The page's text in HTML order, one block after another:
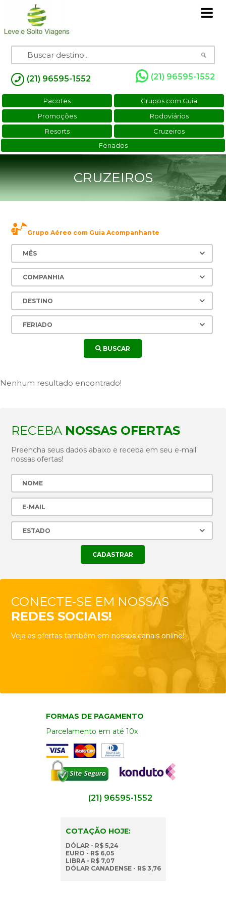
(21) 96595-1552 (21) 96595-1552
Pacotes
Grupos com Guia
Promoções
Rodoviários
Resorts
Cruzeiros
Feriados
CRUZEIROS
Grupo Aéreo com Guia Acompanhante
BUSCAR
Nenhum resultado encontrado!
RECEBA NOSSAS OFERTAS
Preencha seus dados abaixo e receba em seu e-mail
nossas ofertas!
CONECTE-SE EM NOSSAS
REDES SOCIAIS!
Veja as ofertas também em nossos canais online!
FORMAS DE PAGAMENTO
Parcelamento em até 10x
(21) 96595-1552
COTAÇÃO HOJE:
DÓLAR - R$ 5,24
EURO - R$ 6,05
LIBRA - R$ 7,07
DÓLAR CANADENSE - R$ 3,76